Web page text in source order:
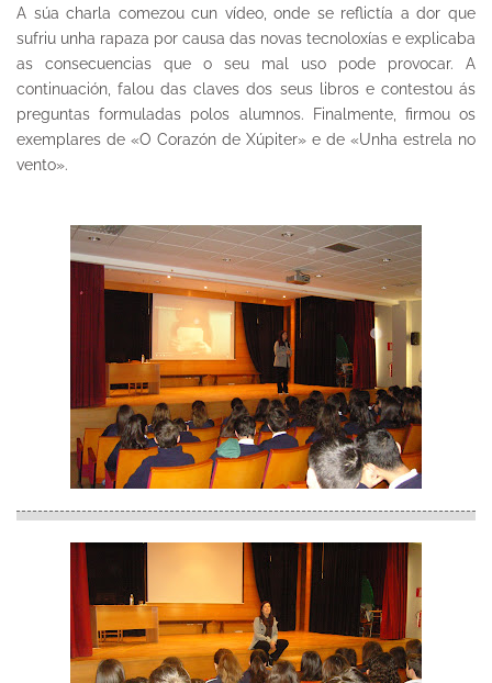
A súa charla comezou cun vídeo, onde se reflictía a dor que
sufriu unha rapaza por causa das novas tecnoloxías e explicaba
as consecuencias que o seu mal uso pode provocar. A
continuación, falou das claves dos seus libros e contestou ás
preguntas formuladas polos alumnos. Finalmente, firmou os
exemplares de «O Corazón de Xúpiter» e de «Unha estrela no
vento».